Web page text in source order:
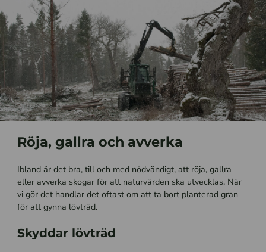
Röja, gallra och avverka
Ibland är det bra, till och med nödvändigt, att röja, gallra
eller avverka skogar för att naturvärden ska utvecklas. När
vi gör det handlar det oftast om att ta bort planterad gran
för att gynna lövträd.
Skyddar lövträd